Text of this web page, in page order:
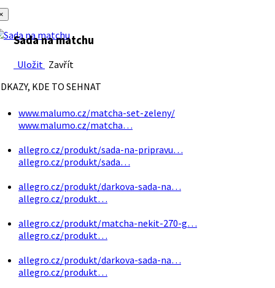
Sada na matchu
Uložit Zavřít
KDE TO SEHNAT
www.malumo.cz/matcha-set-zeleny/
www.malumo.cz/matcha…
allegro.cz/produkt/sada-na-pripravu…
allegro.cz/produkt/sada…
allegro.cz/produkt/darkova-sada-na…
allegro.cz/produkt…
allegro.cz/produkt/matcha-nekit-270-g…
allegro.cz/produkt…
allegro.cz/produkt/darkova-sada-na…
allegro.cz/produkt…